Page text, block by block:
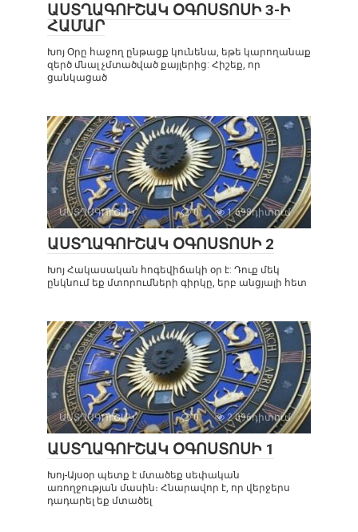
ԱՍՏՂԱԳՈՒՇԱԿ ՕԳՈՍՏՈՍԻ 3-Ի
ՀԱՄԱՐ
Խոյ Օրը հաջող ընթացք կունենա, եթե կարողանաք
զերծ մնալ չմտածված քայլերից: Հիշեք, որ
ցանկացած
ԱՍՏՂԱԳՈՒՇԱԿ 0 1 698դիտում
ԱՍՏՂԱԳՈՒՇԱԿ ՕԳՈՍՏՈՍԻ 2
Խոյ Հակասական հոգեվիճակի օր է: Դուք մեկ
ընկնում եք մտորումների գիրկը, երբ անցյալի հետ
ԱՍՏՂԱԳՈՒՇԱԿ 0 2 096դիտում
ԱՍՏՂԱԳՈՒՇԱԿ ՕԳՈՍՏՈՍԻ 1
Խոյ-Այսօր պետք է մտածեք սեփական
առողջության մասին։ Հնարավոր է, որ վերջերս
դադարել եք մտածել